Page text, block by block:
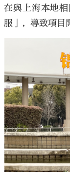
在與上海本地
服」，導致項目